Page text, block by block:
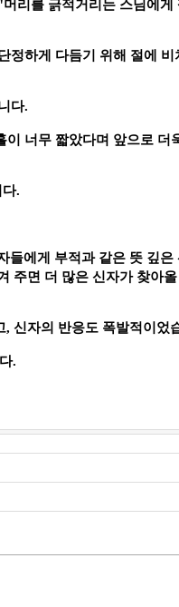
머리를 긁적거리는 스님에게
정하게 다듬기 위해 절에 비
다.
이 너무 짧았다며 앞으로 더
다.
들에게 부적과 같은 뜻 깊은
주면 더 많은 신자가 찾아올
, 신자의 반응도 폭발적이었
.